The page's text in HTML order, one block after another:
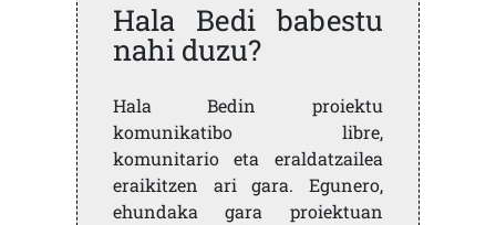
Hala Bedi babestu
nahi duzu?
Hala Bedin proiektu
komunikatibo libre,
komunitario eta eraldatzailea
eraikitzen ari gara. Egunero,
ehundaka gara proiektuan